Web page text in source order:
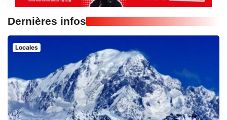
Dernières infos
Locales